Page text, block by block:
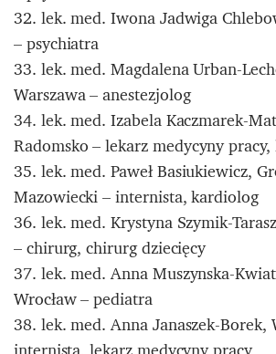
32. lek. med. Iwona Jadwiga
– psychiatra
33. lek. med. Magdalena Urban-
Warszawa – anestezjolog
34. lek. med. Izabela Kaczmarek-
Radomsko – lekarz medycyny
35. lek. med. Paweł Basiukiewicz,
Mazowiecki – internista, kardiolog
36. lek. med. Krystyna Szymik-
– chirurg, chirurg dziecięcy
37. lek. med. Anna Muszynska-
Wrocław – pediatra
38. lek. med. Anna Janaszek-Borek,